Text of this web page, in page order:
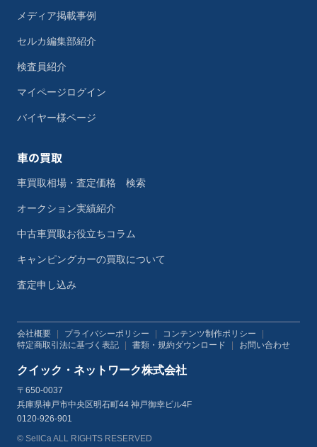
メディア掲載事例
セルカ編集部紹介
検査員紹介
マイページログイン
バイヤー様ページ
車の買取
車買取相場・査定価格 検索
オークション実績紹介
中古車買取お役立ちコラム
キャンピングカーの買取について
査定申し込み
会社概要 プライバシーポリシー コンテンツ制作ポリシー
特定商取引法に基づく表記
書類・規約ダウンロード お問い合わせ
クイック・ネットワーク株式会社
〒650-0037
兵庫県神戸市中央区明石町44 神戸御幸ビル4F
0120-926-901
© SellCa ALL RIGHTS RESERVED